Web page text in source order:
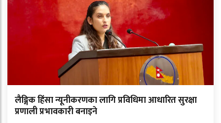
लैङ्गिक हिंसा न्यूनीकरणका लागि प्रविधिमा आधारित सुरक्षा
प्रणाली प्रभावकारी बनाइने